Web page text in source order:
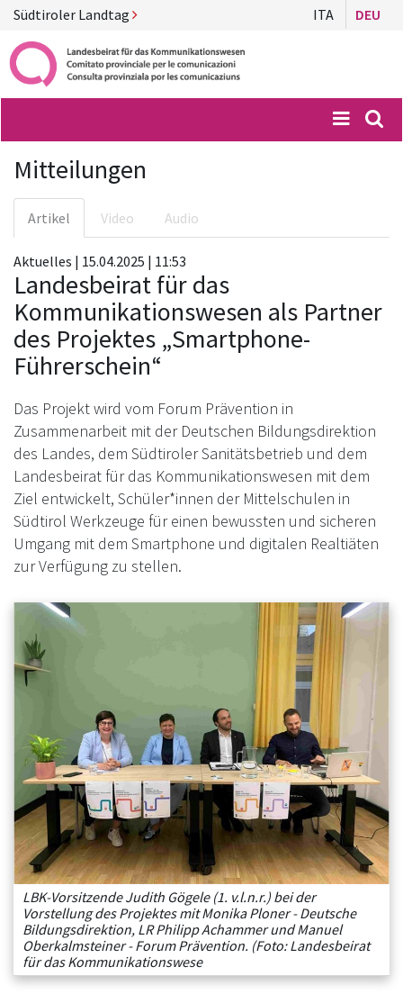
Südtiroler Landtag ITA DEU
Menü
Mitteilungen
Artikel Video Audio
Aktuelles | 15.04.2025 | 11:53
Landesbeirat für das
Kommunikationswesen als Partner
des Projektes „Smartphone-
Führerschein“
Das Projekt wird vom Forum Prävention in
Zusammenarbeit mit der Deutschen Bildungsdirektion
des Landes, dem Südtiroler Sanitätsbetrieb und dem
Landesbeirat für das Kommunikationswesen mit dem
Ziel entwickelt, Schüler*innen der Mittelschulen in
Südtirol Werkzeuge für einen bewussten und sicheren
Umgang mit dem Smartphone und digitalen Realtiäten
zur Verfügung zu stellen.
LBK-Vorsitzende Judith Gögele (1. v.l.n.r.) bei der
Vorstellung des Projektes mit Monika Ploner - Deutsche
Bildungsdirektion, LR Philipp Achammer und Manuel
Oberkalmsteiner - Forum Prävention. (Foto: Landesbeirat
für das Kommunikationswese